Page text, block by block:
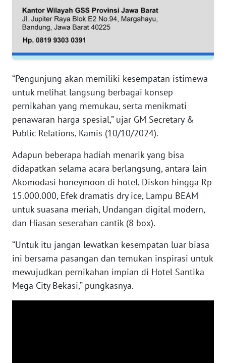
“Pengunjung akan memiliki kesempatan istimewa
untuk melihat langsung berbagai konsep
pernikahan yang memukau, serta menikmati
penawaran harga spesial,” ujar GM Secretary &
Public Relations, Kamis (10/10/2024).
Adapun beberapa hadiah menarik yang bisa
didapatkan selama acara berlangsung, antara lain
Akomodasi honeymoon di hotel, Diskon hingga Rp
15.000.000, Efek dramatis dry ice, Lampu BEAM
untuk suasana meriah, Undangan digital modern,
dan Hiasan seserahan cantik (8 box).
“Untuk itu jangan lewatkan kesempatan luar biasa
ini bersama pasangan dan temukan inspirasi untuk
mewujudkan pernikahan impian di Hotel Santika
Mega City Bekasi,” pungkasnya.
WN
KEPRI
WN
PAPUA
WN
PAPUA
BARAT
WN
WN
SERAMBI
WN
JAMBI
WN
NTB